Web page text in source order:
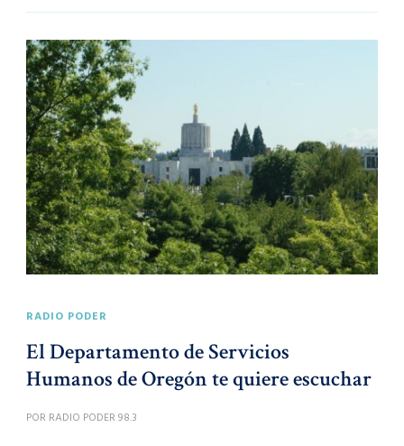
RADIO PODER
El Departamento de Servicios
Humanos de Oregón te quiere escuchar
POR RADIO PODER 98.3